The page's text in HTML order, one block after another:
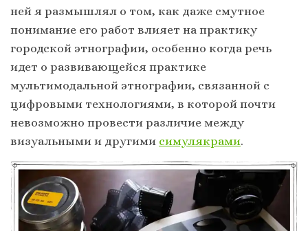
ней я размышлял о том, как даже смутное
понимание его работ влияет на практику
городской этнографии, особенно когда речь
идет о развивающейся практике
мультимодальной этнографии, связанной с
цифровыми технологиями, в которой почти
невозможно провести различие между
визуальными и другими симулякрами.